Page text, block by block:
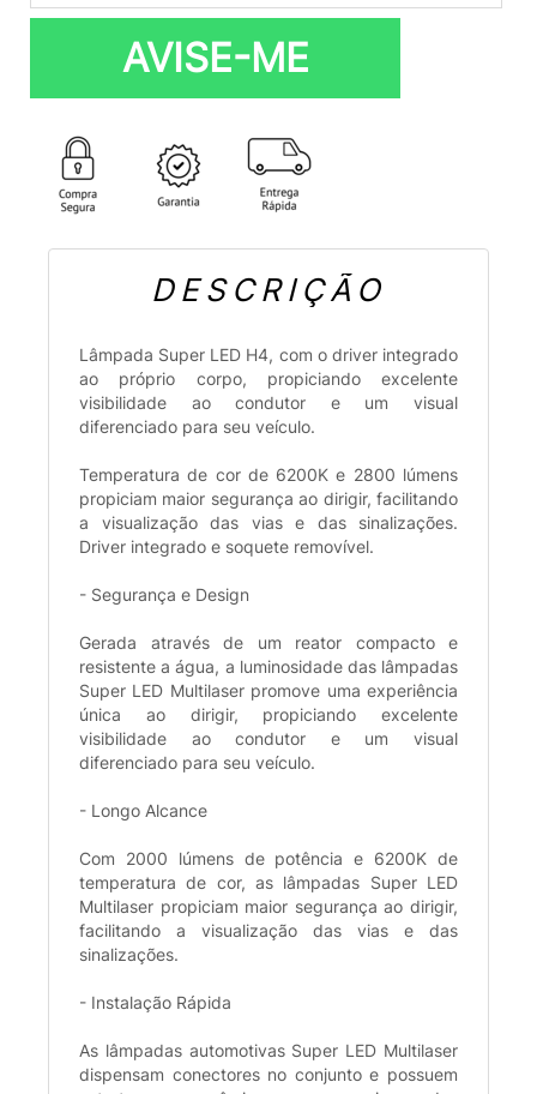
AVISE-ME
DESCRIÇÃO
Lâmpada Super LED H4, com o driver integrado
ao próprio corpo, propiciando excelente
visibilidade ao condutor e um visual
diferenciado para seu veículo.
Temperatura de cor de 6200K e 2800 lúmens
propiciam maior segurança ao dirigir, facilitando
a visualização das vias e das sinalizações.
Driver integrado e soquete removível.
- Segurança e Design
Gerada através de um reator compacto e
resistente a água, a luminosidade das lâmpadas
Super LED Multilaser promove uma experiência
única ao dirigir, propiciando excelente
visibilidade ao condutor e um visual
diferenciado para seu veículo.
- Longo Alcance
Com 2000 lúmens de potência e 6200K de
temperatura de cor, as lâmpadas Super LED
Multilaser propiciam maior segurança ao dirigir,
facilitando a visualização das vias e das
sinalizações.
- Instalação Rápida
As lâmpadas automotivas Super LED Multilaser
dispensam conectores no conjunto e possuem